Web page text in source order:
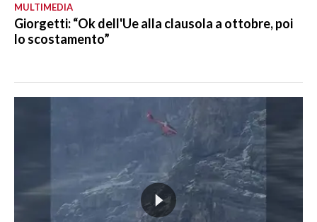
MULTIMEDIA
Giorgetti: “Ok dell'Ue alla clausola a ottobre, poi
lo scostamento”